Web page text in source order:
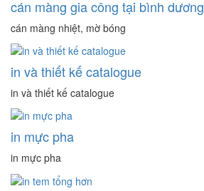
cán màng gia công tại bình dương
cán màng nhiệt, mờ bóng
in và thiết kế catalogue
in và thiết kế catalogue
in mực pha
in mực pha